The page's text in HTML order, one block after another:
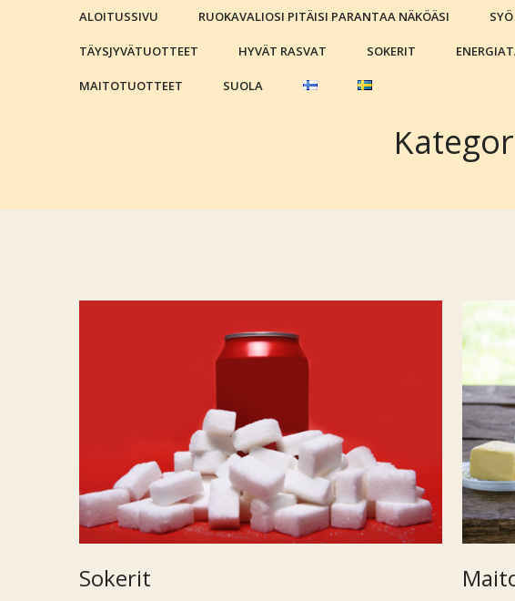
ALOITUSSIVU RUOKAVALIOSI PITÄISI PARANTAA NÄKÖÄSI
TÄYSJYVÄTUOTTEET HYVÄT RASVAT SOKERIT
MAITOTUOTTEET SUOLA
Sokerit